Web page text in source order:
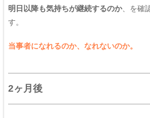
明日以降も気持ちが継続するのか、を確
す。
当事者になれるのか、なれないのか。
2ヶ月後